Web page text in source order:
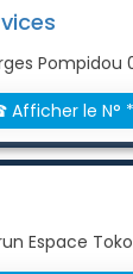
Pompidou
Afficher le N° *
Espace